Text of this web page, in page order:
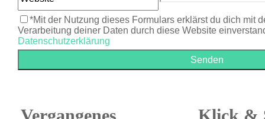
*Mit der Nutzung dieses Formulars erklärst du dich mit
Verarbeitung deiner Daten durch diese Website
Datenschutzerklärung